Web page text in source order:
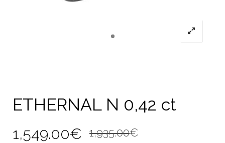
ETHERNAL N 0,42 ct
1,935.00€
1,549.00€